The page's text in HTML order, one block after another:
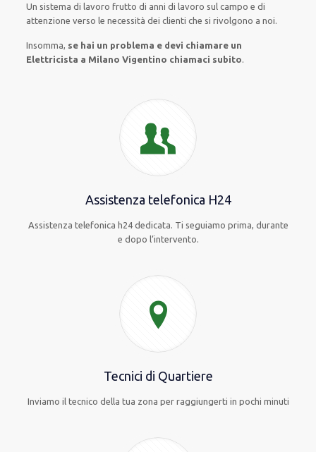
Un sistema di lavoro frutto di anni di lavoro sul campo e di
attenzione verso le necessitàdei clienti che si rivolgono a noi.
Insomma, se hai un problema e devi chiamare un
Elettricista a Milano Vigentino chiamaci subito.
Assistenza telefonica H24
Assistenza telefonica h24 dedicata. Ti seguiamo prima, durante
e dopo l’intervento.
Tecnici di Quartiere
Inviamo il tecnico della tua zona per raggiungerti in pochi minuti